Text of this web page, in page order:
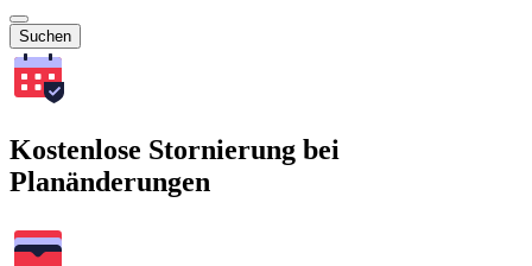
Suchen
Kostenlose Stornierung bei
Planänderungen